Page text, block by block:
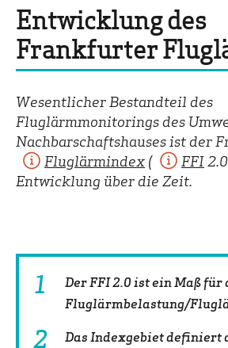
Entwicklung des
Frankfurter
Wesentlicher Bestandteil des
Fluglärmmonitorings des
Nachbarschaftshauses ist der
Fluglärmindex ( FFI
Entwicklung über die Zeit.
Der FFI 2.0 ist ein Maß für
Fluglärmbelastung/
Das Indexgebiet definiert